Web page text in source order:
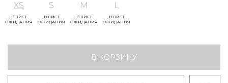
XS
В ЛИСТ
ОЖИДАНИЯ
S
В ЛИСТ
ОЖИДАНИЯ
M
В ЛИСТ
ОЖИДАНИЯ
L
В ЛИСТ
ОЖИДАНИЯ
В КОРЗИНУ